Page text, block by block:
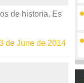
de historia. Es
de June de 2014